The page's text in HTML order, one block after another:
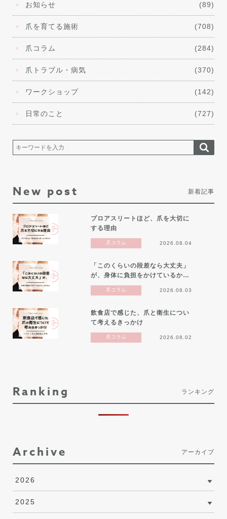
お知らせ (89)
爪を育てる施術 (708)
爪コラム (284)
爪トラブル・病気 (370)
ワークショップ (142)
日常のこと (727)
New post 新着記事
プロアスリートほど、爪を大切に
する理由
爪コラム 2026.08.04
「このくらいの段差なら大丈夫」
が、身体に負担をかけているか…
爪コラム 2026.08.03
飲食店で感じた、爪と衛生につい
て考えるきっかけ
爪コラム 2026.08.02
Ranking ランキング
Archive アーカイブ
2026
2025